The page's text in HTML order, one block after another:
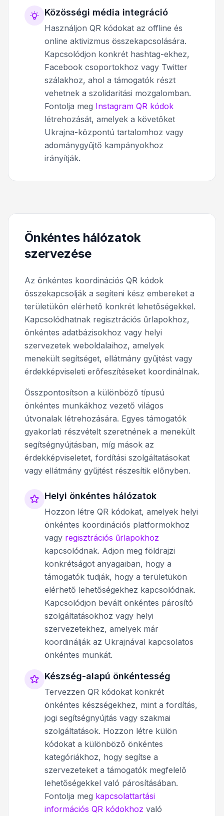
Közösségi média integráció
Használjon QR kódokat az offline és
online aktivizmus összekapcsolására.
Kapcsolódjon konkrét hashtag-ekhez,
Facebook csoportokhoz vagy Twitter
szálakhoz, ahol a támogatók részt
vehetnek a szolidaritási mozgalomban.
Fontolja meg Instagram QR kódok
létrehozását, amelyek a követőket
Ukrajna-központú tartalomhoz vagy
adománygyűjtő kampányokhoz
irányítják.
Önkéntes hálózatok
szervezése
Az önkéntes koordinációs QR kódok
összekapcsolják a segíteni kész embereket a
területükön elérhető konkrét lehetőségekkel.
Kapcsolódhatnak regisztrációs űrlapokhoz,
önkéntes adatbázisokhoz vagy helyi
szervezetek weboldalaihoz, amelyek
menekült segítséget, ellátmány gyűjtést vagy
érdekképviseleti erőfeszítéseket koordinálnak.
Összpontosítson a különböző típusú
önkéntes munkákhoz vezető világos
útvonalak létrehozására. Egyes támogatók
gyakorlati részvételt szeretnének a menekült
segítségnyújtásban, míg mások az
érdekképviseletet, fordítási szolgáltatásokat
vagy ellátmány gyűjtést részesítik előnyben.
Helyi önkéntes hálózatok
Hozzon létre QR kódokat, amelyek helyi
önkéntes koordinációs platformokhoz
vagy regisztrációs űrlapokhoz
kapcsolódnak. Adjon meg földrajzi
konkrétságot anyagaiban, hogy a
támogatók tudják, hogy a területükön
elérhető lehetőségekhez kapcsolódnak.
Kapcsolódjon bevált önkéntes párosító
szolgáltatásokhoz vagy helyi
szervezetekhez, amelyek már
koordinálják az Ukrajnával kapcsolatos
önkéntes munkát.
Készség-alapú önkéntesség
Tervezzen QR kódokat konkrét
önkéntes készségekhez, mint a fordítás,
jogi segítségnyújtás vagy szakmai
szolgáltatások. Hozzon létre külön
kódokat a különböző önkéntes
kategóriákhoz, hogy segítse a
szervezeteket a támogatók megfelelő
lehetőségekkel való párosításában.
Fontolja meg kapcsolattartási
információs QR kódokhoz való